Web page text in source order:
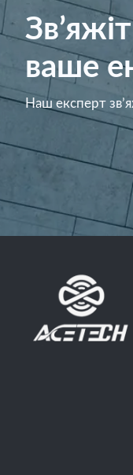
ваше
Наш експерт